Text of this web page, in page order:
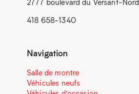
2777 boulevard du Versant-Nord
418 658-1340
Navigation
Salle de montre
Véhicules neufs